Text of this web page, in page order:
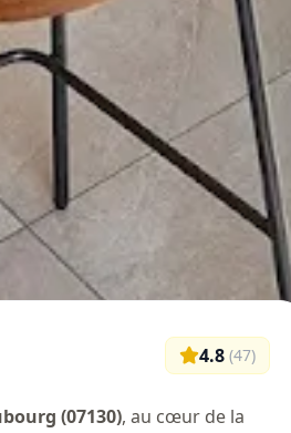
4.8 (47)
(07130), au cœur de la